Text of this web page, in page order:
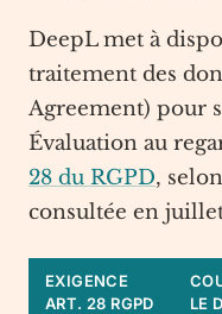
DeepL met à
traitement des
Agreement) pour
Évaluation au
28 du RGPD,
consultée en
EXIGENCE
ART. 28 RGPD
LE